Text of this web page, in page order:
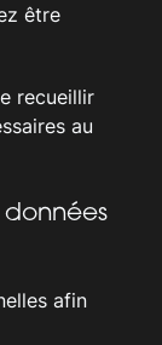
être
recueillir
au
données
afin